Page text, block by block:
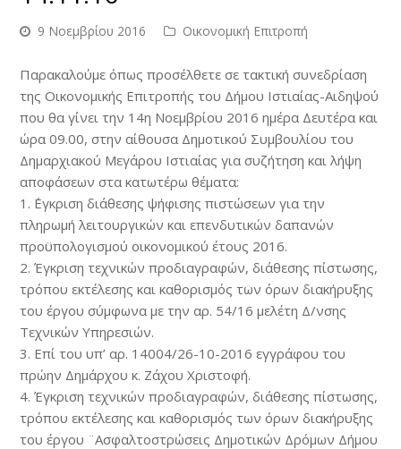
9 Νοεμβρίου 2016 Οικονομική Επιτροπή
Παρακαλούμε όπως προσέλθετε σε τακτική συνεδρίαση
της Οικονομικής Επιτροπής του Δήμου Ιστιαίας-Αιδηψού
που θα γίνει την 14η Νοεμβρίου 2016 ημέρα Δευτέρα και
ώρα 09.00, στην αίθουσα Δημοτικού Συμβουλίου του
Δημαρχιακού Μεγάρου Ιστιαίας για συζήτηση και λήψη
αποφάσεων στα κατωτέρω θέματα:
1. ΄Εγκριση διάθεσης ψήφισης πιστώσεων για την
πληρωμή λειτουργικών και επενδυτικών δαπανών
προϋπολογισμού οικονομικού έτους 2016.
2. Έγκριση τεχνικών προδιαγραφών, διάθεσης πίστωσης,
τρόπου εκτέλεσης και καθορισμός των όρων διακήρυξης
του έργου σύμφωνα με την αρ. 54/16 μελέτη Δ/νσης
Τεχνικών Υπηρεσιών.
3. Επί του υπ’ αρ. 14004/26-10-2016 εγγράφου του
πρώην Δημάρχου κ. Ζάχου Χριστοφή.
4. Έγκριση τεχνικών προδιαγραφών, διάθεσης πίστωσης,
τρόπου εκτέλεσης και καθορισμός των όρων διακήρυξης
του έργου ¨Ασφαλτοστρώσεις Δημοτικών Δρόμων Δήμου